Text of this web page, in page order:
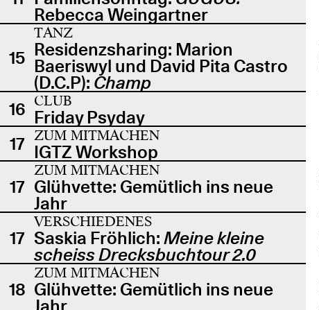
Rebecca Weingartner
15
TANZ
Residenzsharing: Marion
Baeriswyl und David Pita Castro
(D.C.P): Champ
16 CLUB
Friday Psyday
17 ZUM MITMACHEN
IGTZ Workshop
17
ZUM MITMACHEN
Glühvette: Gemütlich ins neue
Jahr
17
VERSCHIEDENES
Saskia Fröhlich: Meine kleine
scheiss Drecksbuchtour 2.0
18
ZUM MITMACHEN
Glühvette: Gemütlich ins neue
Jahr